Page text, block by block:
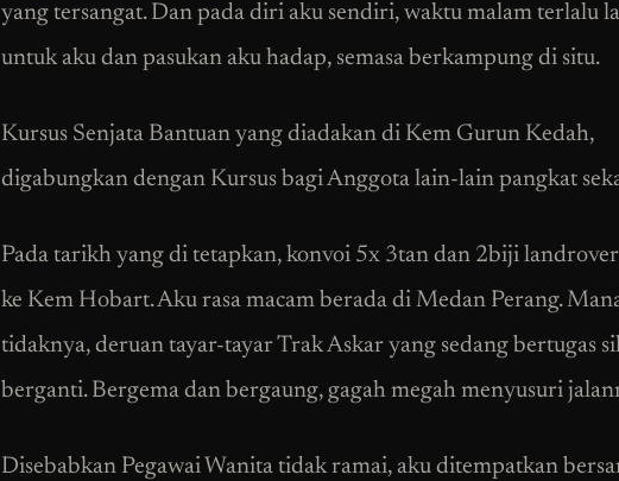
yang tersangat. Dan pada diri aku sendiri, waktu malam terlalu
untuk aku dan pasukan aku hadap, semasa berkampung di situ.
Kursus Senjata Bantuan yang diadakan di Kem Gurun Kedah,
digabungkan dengan Kursus bagi Anggota lain-lain pangkat
Pada tarikh yang di tetapkan, konvoi 5x 3tan dan 2biji
ke Kem Hobart. Aku rasa macam berada di Medan Perang.
tidaknya, deruan tayar-tayar Trak Askar yang sedang bertugas
berganti. Bergema dan bergaung, gagah megah menyusuri
Disebabkan Pegawai Wanita tidak ramai, aku ditempatkan